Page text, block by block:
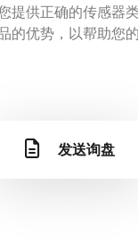
提供正确的传感器
的优势，以帮助您的
发送询盘